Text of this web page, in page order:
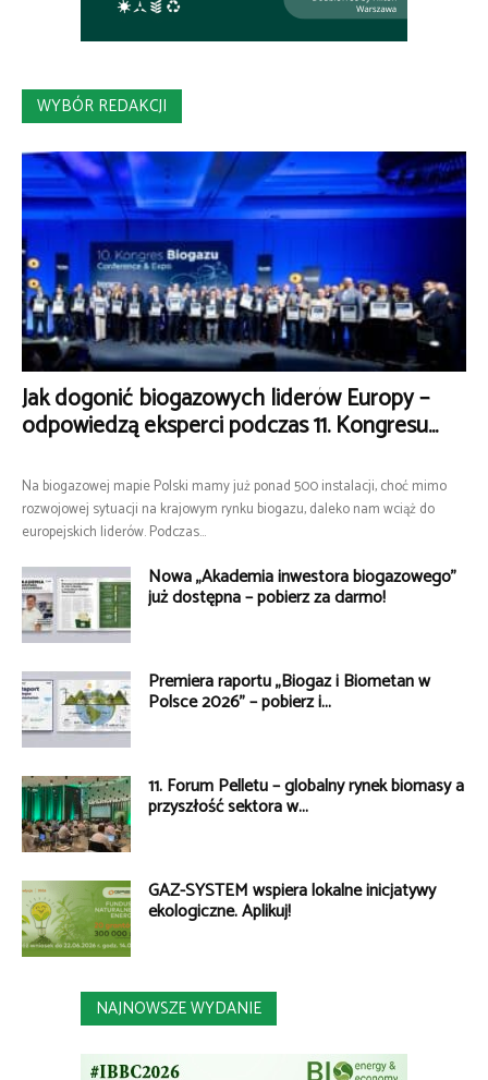
WYBÓR REDAKCJI
Jak dogonić biogazowych liderów Europy –
odpowiedzą eksperci podczas 11. Kongresu...
Na biogazowej mapie Polski mamy już ponad 500 instalacji, choć mimo
rozwojowej sytuacji na krajowym rynku biogazu, daleko nam wciąż do
europejskich liderów. Podczas...
Nowa „Akademia inwestora biogazowego”
już dostępna – pobierz za darmo!
Premiera raportu „Biogaz i Biometan w
Polsce 2026” – pobierz i...
11. Forum Pelletu – globalny rynek biomasy a
przyszłość sektora w...
GAZ-SYSTEM wspiera lokalne inicjatywy
ekologiczne. Aplikuj!
NAJNOWSZE WYDANIE